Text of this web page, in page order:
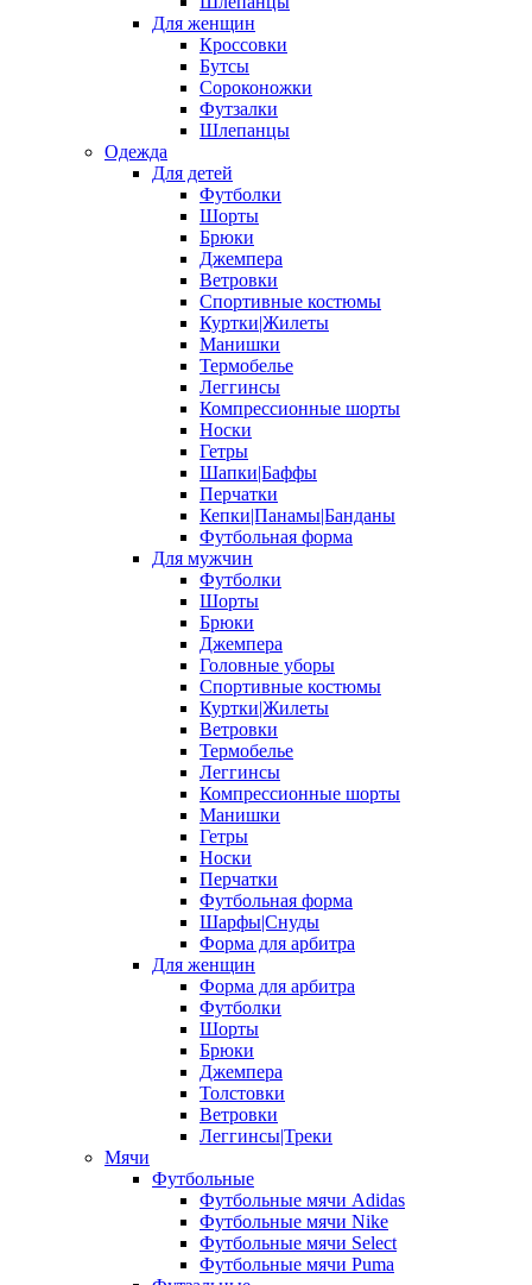
Для женщин
Кроссовки
Бутсы
Сороконожки
Футзалки
Шлепанцы
Одежда
Для детей
Футболки
Шорты
Брюки
Джемпера
Ветровки
Спортивные костюмы
Куртки|Жилеты
Манишки
Термобелье
Леггинсы
Компрессионные шорты
Носки
Гетры
Шапки|Баффы
Перчатки
Кепки|Панамы|Банданы
Футбольная форма
Для мужчин
Футболки
Шорты
Брюки
Джемпера
Головные уборы
Спортивные костюмы
Куртки|Жилеты
Ветровки
Термобелье
Леггинсы
Компрессионные шорты
Манишки
Гетры
Носки
Перчатки
Футбольная форма
Шарфы|Снуды
Форма для арбитра
Для женщин
Форма для арбитра
Футболки
Шорты
Брюки
Джемпера
Толстовки
Ветровки
Леггинсы|Треки
Мячи
Футбольные
Футбольные мячи Adidas
Футбольные мячи Nike
Футбольные мячи Select
Футбольные мячи Puma